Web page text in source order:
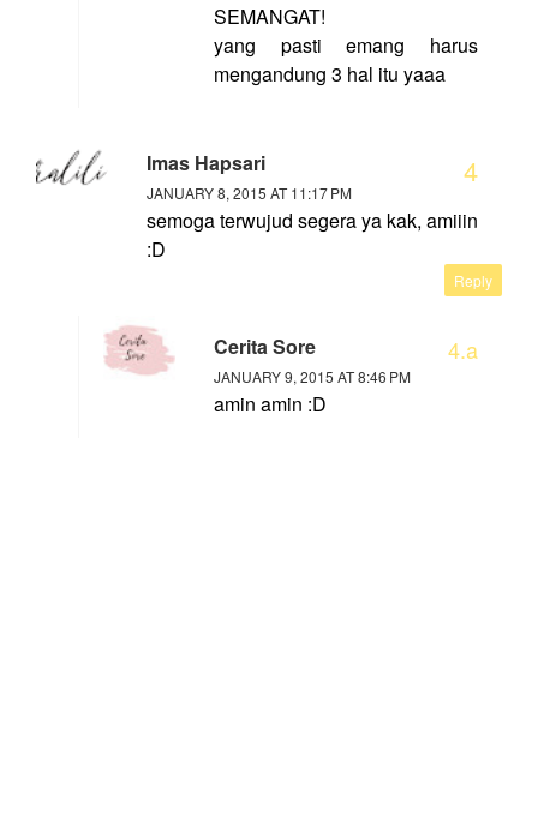
SEMANGAT!
yang pasti emang harus
mengandung 3 hal itu yaaa
Imas Hapsari
JANUARY 8, 2015 AT 11:17 PM
semoga terwujud segera ya kak, amiiin
:D
Reply
Cerita Sore
JANUARY 9, 2015 AT 8:46 PM
amin amin :D